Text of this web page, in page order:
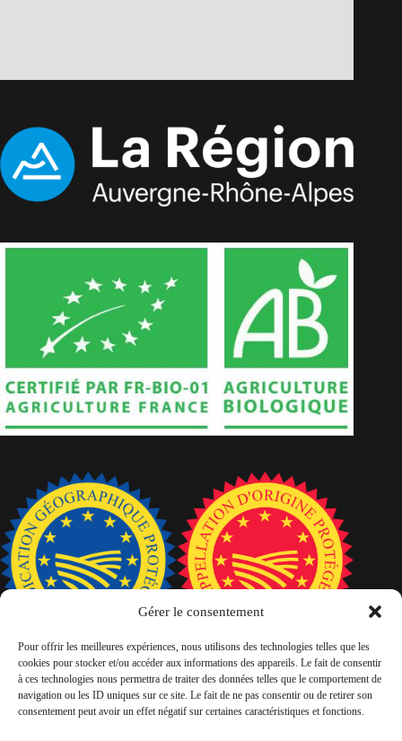
Gérer le consentement
Pour offrir les meilleures expériences, nous utilisons des technologies telles que les
cookies pour stocker et/ou accéder aux informations des appareils. Le fait de consentir
à ces technologies nous permettra de traiter des données telles que le comportement de
navigation ou les ID uniques sur ce site. Le fait de ne pas consentir ou de retirer son
consentement peut avoir un effet négatif sur certaines caractéristiques et fonctions.